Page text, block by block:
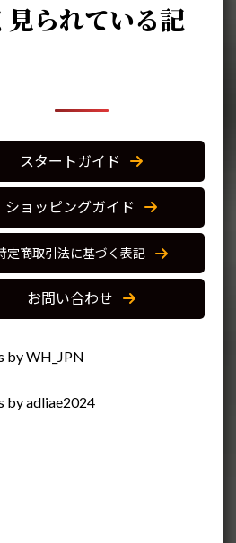
見られている記
スタートガイド
ショッピングガイド
定商取引法に基づく表記
お問い合わせ
by WH_JPN
by adliae2024